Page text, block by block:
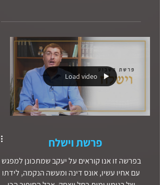
הסובל, הדחוי ע״י אחיו, והמולך בסופו של דבר.
Load video
פרשת וישלח
בפרשה זו אנו קוראים על יעקב שמתכונן למפגש
עם אחיו עשיו, אונס דינה ומעשה הנקמה, לידתו